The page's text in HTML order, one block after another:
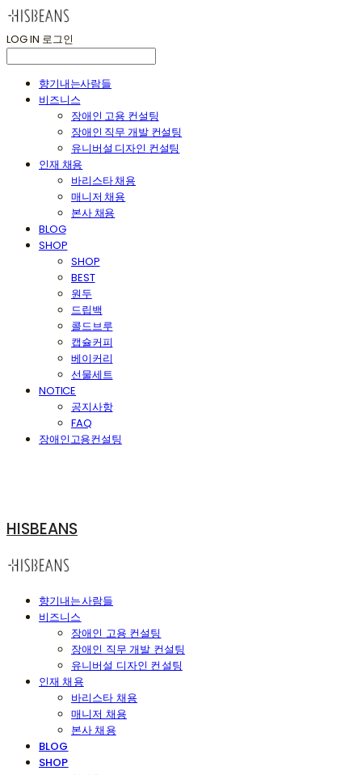
LOG IN 로그인
향기내는사람들
비즈니스
장애인 고용 컨설팅
장애인 직무 개발 컨설팅
유니버설 디자인 컨설팅
인재 채용
바리스타 채용
매니저 채용
본사 채용
BLOG
SHOP
SHOP
BEST
원두
드립백
콜드브루
캡슐커피
베이커리
선물세트
NOTICE
공지사항
FAQ
장애인고용컨설팅
HISBEANS
향기내는사람들
비즈니스
장애인 고용 컨설팅
장애인 직무 개발 컨설팅
유니버설 디자인 컨설팅
인재 채용
바리스타 채용
매니저 채용
본사 채용
BLOG
SHOP